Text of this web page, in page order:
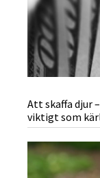
Att skaffa djur
viktigt som